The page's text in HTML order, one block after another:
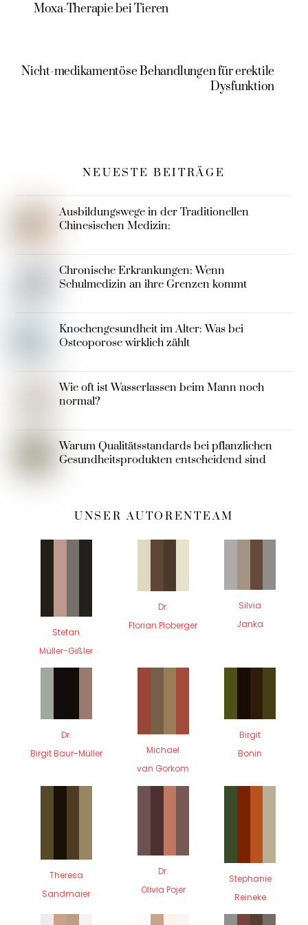
(COVID-19)
Moxa-Therapie bei Tieren
Nicht-medikamentöse Behandlungen für erektile
Dysfunktion
NEUESTE BEITRÄGE
Ausbildungswege in der Traditionellen
Chinesischen Medizin:
Chronische Erkrankungen: Wenn
Schulmedizin an ihre Grenzen kommt
Knochengesundheit im Alter: Was bei
Osteoporose wirklich zählt
Wie oft ist Wasserlassen beim Mann noch
normal?
Warum Qualitätsstandards bei pflanzlichen
Gesundheitsprodukten entscheidend sind
UNSER AUTORENTEAM
Stefan
Müller-Gißler
Dr.
Florian Ploberger
Silvia
Janka
Dr.
Birgit Baur-Müller
Michael
van Gorkom
Birgit
Bonin
Theresa
Sandmaier
Dr.
Olivia Pojer
Stephanie
Reineke